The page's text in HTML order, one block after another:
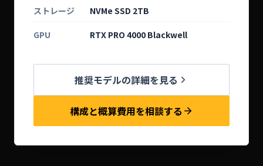
ストレージ NVMe SSD 2TB
GPU RTX PRO 4000 Blackwell
推奨モデルの詳細を見る
構成と概算費用を相談する